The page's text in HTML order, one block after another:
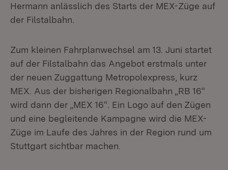
Hermann anlässlich des Starts der MEX-Züge auf
der Filstalbahn.
Zum kleinen Fahrplanwechsel am 13. Juni startet
auf der Filstalbahn das Angebot erstmals unter
der neuen Zuggattung Metropolexpress, kurz
MEX. Aus der bisherigen Regionalbahn „RB 16“
wird dann der „MEX 16“. Ein Logo auf den Zügen
und eine begleitende Kampagne wird die MEX-
Züge im Laufe des Jahres in der Region rund um
Stuttgart sichtbar machen.